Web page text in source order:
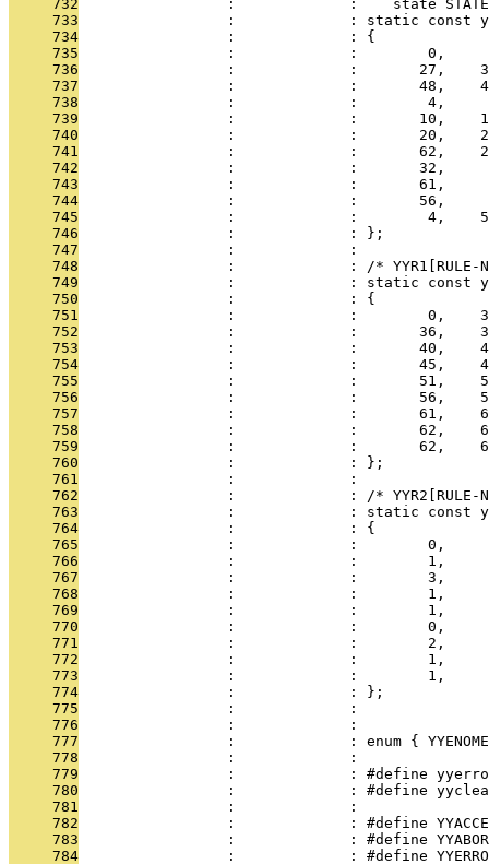
     732
:             :    state
     733
:             : static const
     734
                 :             : {
     735
:             :        0,
     736
:             :       27,
     737
:             :       48,
     738
:             :        4,
     739
:             :       10,
     740
:             :       20,
     741
:             :       62,
     742
:             :       32,
     743
:             :       61,
     744
:             :       56,
     745
:             :        4,
     746
                 :             : };
     747
                 :             :
     748
:             : /*
     749
:             : static const
     750
                 :             : {
     751
:             :        0,
     752
:             :       36,
     753
:             :       40,
     754
:             :       45,
     755
:             :       51,
     756
:             :       56,
     757
:             :       61,
     758
:             :       62,
     759
:             :       62,
     760
                 :             : };
     761
                 :             :
     762
:             : /*
     763
:             : static const
     764
                 :             : {
     765
:             :        0,
     766
:             :        1,
     767
:             :        3,
     768
:             :        1,
     769
:             :        1,
     770
:             :        0,
     771
:             :        2,
     772
:             :        1,
     773
:             :        1,
     774
                 :             : };
     775
                 :             :
     776
                 :             :
     777
:             : enum {
     778
                 :             :
     779
:             : #define
     780
:             : #define
     781
                 :             :
     782
:             : #define
     783
:             : #define
     784
:             : #define